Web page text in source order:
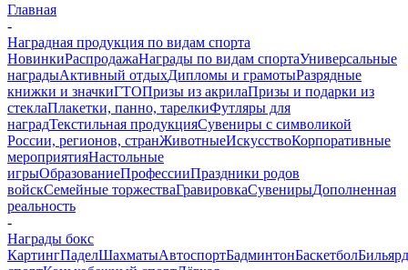
Главная
-
Наградная продукция по видам спорта
НовинкиРаспродажаНаграды по видам спортаУниверсальные
наградыАктивный отдыхДипломы и грамотыРазрядные
книжки и значкиГТОПризы из акрилаПризы и подарки из
стеклаПлакетки, панно, тарелкиФутляры для
наградТекстильная продукцияСувениры с символикой
России, регионов, странЖивотныеИскусствоКорпоративные
мероприятияНастольные
игрыОбразованиеПрофессииПраздники родов
войскСемейные торжестваГравировкаСувенирыДополненная
реальность
-
Награды бокс
КартингПаделШахматыАвтоспортБадминтонБаскетболБильярд